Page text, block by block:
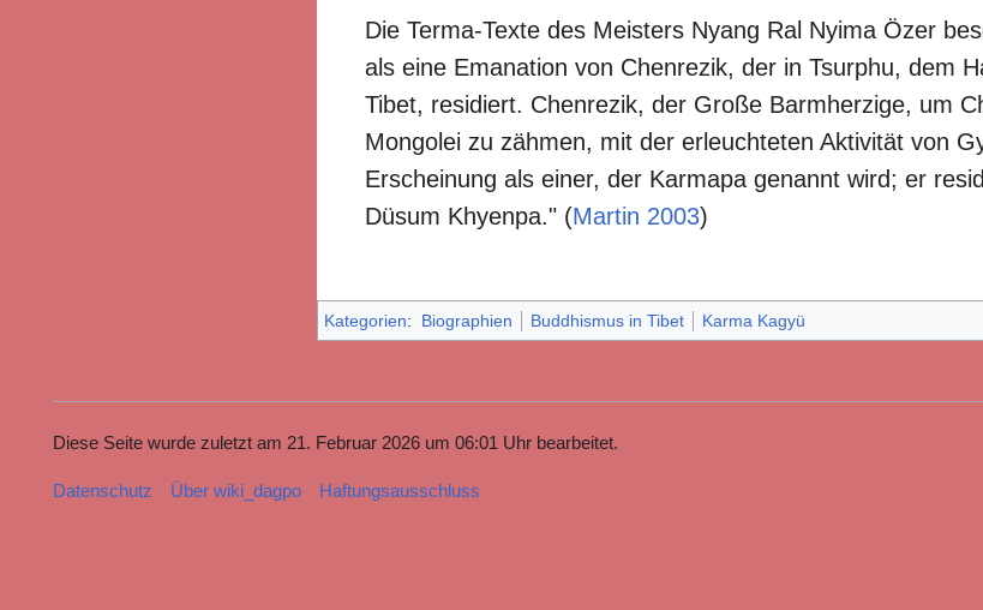
Die Terma-Texte des Meisters Nyang Ral Nyima Özer
als eine Emanation von Chenrezik, der in Tsurphu, dem
Tibet, residiert. Chenrezik, der Große Barmherzige, um
Mongolei zu zähmen, mit der erleuchteten Aktivität von
Erscheinung als einer, der Karmapa genannt wird; er
Düsum Khyenpa." (Martin 2003)
Kategorien: Biographien Buddhismus in Tibet Karma Kagyü
Diese Seite wurde zuletzt am 21. Februar 2026 um 06:01 Uhr bearbeitet.
Datenschutz Über wiki_dagpo Haftungsausschluss